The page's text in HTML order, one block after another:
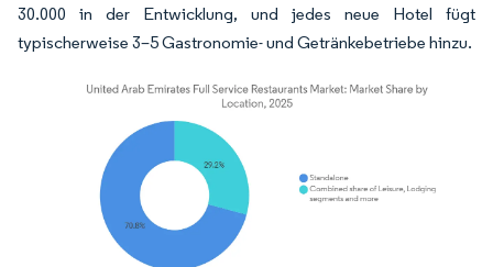
30.000 in der Entwicklung, und jedes neue Hotel fügt
typischerweise 3–5 Gastronomie- und Getränkebetriebe hinzu.